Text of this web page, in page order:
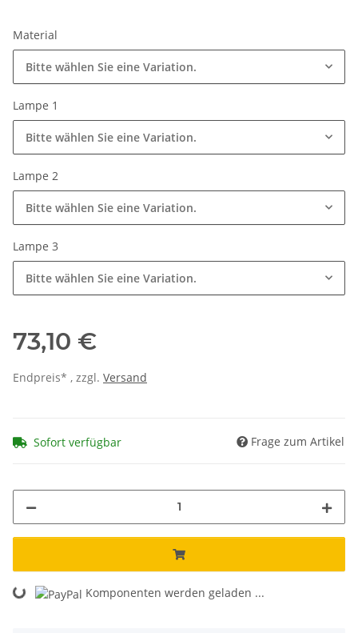
Material
Bitte wählen Sie eine Variation.
Lampe 1
Bitte wählen Sie eine Variation.
Lampe 2
Bitte wählen Sie eine Variation.
Lampe 3
Bitte wählen Sie eine Variation.
73,10 €
Endpreis* , zzgl. Versand
Sofort verfügbar Frage zum Artikel
Loading... Komponenten werden geladen ...